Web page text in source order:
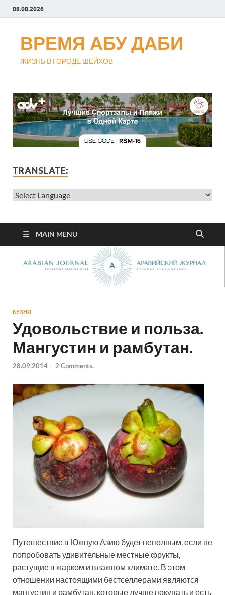
08.08.2026
ВРЕМЯ АБУ ДАБИ
ЖИЗНЬ В ГОРОДЕ ШЕЙХОВ
TRANSLATE:
MAIN MENU
КУХНЯ
Удовольствие и польза.
Мангустин и рамбутан.
28.09.2014 - 2 Comments.
Путешествие в Южную Азию будет неполным, если не
попробовать удивительные местные фрукты,
растущие в жарком и влажном климате. В этом
отношении настоящими бестселлерами являются
мангустин и рамбутан, которые лучше покупать и есть